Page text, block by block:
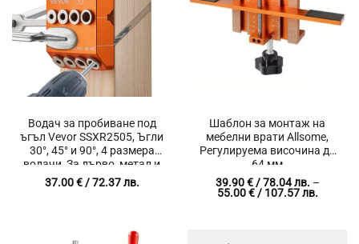
Водач за пробиване под
ъгъл Vevor SSXR2505, Ъгли
30°, 45° и 90°, 4 размера
водачи, За дърво, метал и
парапети
37.00€/ 72.37 лв.
Шаблон за монтаж на
мебелни врати Allsome,
Регулируема височина до
64 мм
39.90€/ 78.04 лв. –
55.00€/ 107.57 лв.